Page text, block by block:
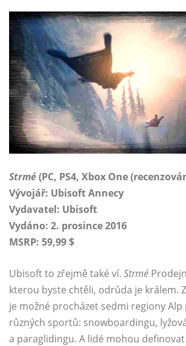
Strmé(PC, PS4, Xbox One
Vývojář: Ubisoft Annecy
Vydavatel: Ubisoft
Vydáno: 2. prosince 2016
MSRP: 59,99 $
Ubisoft to zřejmě také ví. Strmé
kterou byste chtěli, odrůda je králem.
je možné procházet sedmi regiony
různých sportů: snowboardingu,
a paraglidingu. A lidé mohou